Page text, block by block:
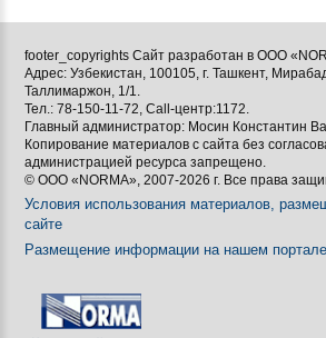
footer_copyrights Сайт разработан в ООО
Адрес: Узбекистан, 100105, г. Ташкент,
Таллимаржон, 1/1.
Тел.: 78-150-11-72, Call-центр:1172.
Главный администратор: Мосин Константин
Копирование материалов с сайта без
администрацией ресурса запрещено.
© ООО «NORMA», 2007-2026 г. Все права
Условия использования материалов,
сайте
Размещение информации на нашем портале